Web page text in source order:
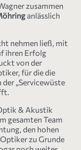
zusammen
anlässlich
nehmen ließ, mit
ihren Erfolg
von der
für die die
„Servicewüste
& Akustik
gesamten Team
den hohen
zu Grunde